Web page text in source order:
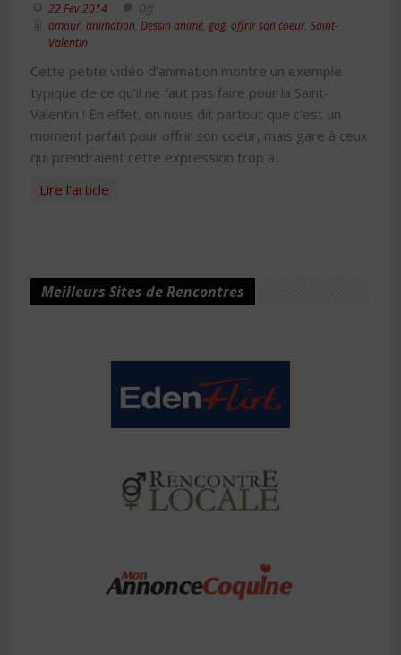
22 Fév 2014
Off
amour animation Dessin animé gag, offrir son coeur Saint-
Valentin
Cette petite vidéo d’animation montre un exemple
typique de ce qu’il ne faut pas faire pour la Saint-
Valentin ! En effet, on nous dit partout que c’est un
moment parfait pour offrir son coeur, mais gare à ceux
qui prendraient cette expression trop a...
Lire l'article
Meilleurs Sites de Rencontres